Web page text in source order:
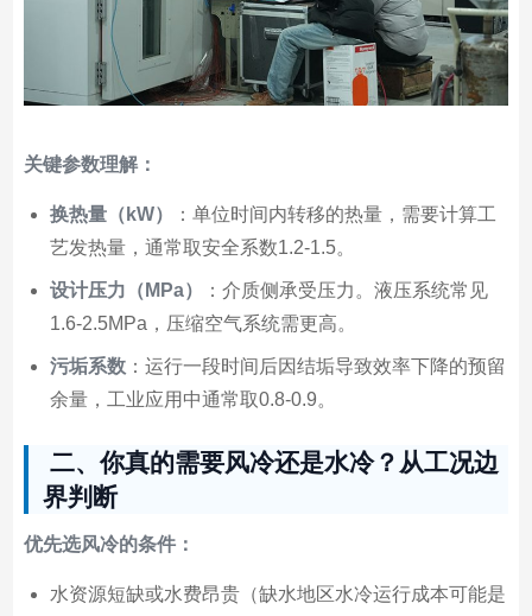
关键参数理解：
换热量（kW）
：单位时间内转移的热量，需要计算工
艺发热量，通常取安全系数1.2-1.5。
设计压力（MPa）
：介质侧承受压力。液压系统常见
1.6-2.5MPa，压缩空气系统需更高。
污垢系数：运行一段时间后因结垢导致效率下降的预留
余量，工业应用中通常取0.8-0.9。
二、你真的需要风冷还是水冷？从工况边
界判断
优先选风冷的条件：
水资源短缺或水费昂贵（缺水地区水冷运行成本可能是